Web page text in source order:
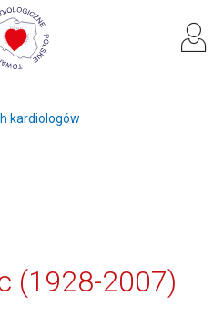
kardiologów
(1928-2007)